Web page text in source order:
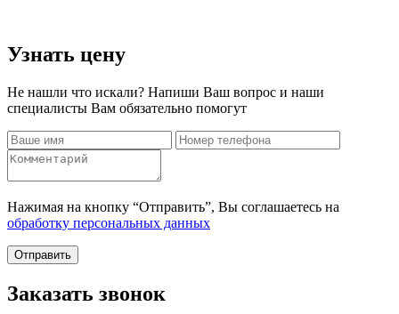
Узнать цену
Не нашли что искали? Напиши Ваш вопрос и наши
специалисты Вам обязательно помогут
Нажимая на кнопку “Отправить”, Вы соглашаетесь на
обработку персональных данных
Отправить
Заказать звонок